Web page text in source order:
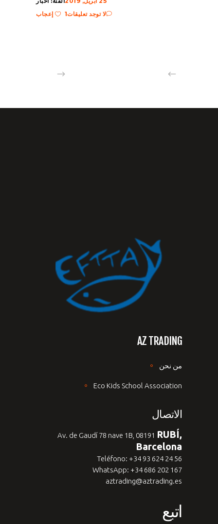
لا توجد تعليقات1 إعجاب
AZ TRADING
من نحن
Eco Kids School Association
الاتصال
Av. de Gaudí 78 nave 1B, 08191 RUBÍ,
Barcelona
Teléfono: +34 93 624 24 56
WhatsApp: +34 686 202 167
aztrading@aztrading.es
اتبع